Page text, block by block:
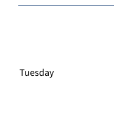
Tuesday